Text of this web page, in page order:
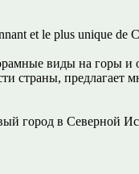
et le plus unique de
виды на горы и
страны,
город в Северной